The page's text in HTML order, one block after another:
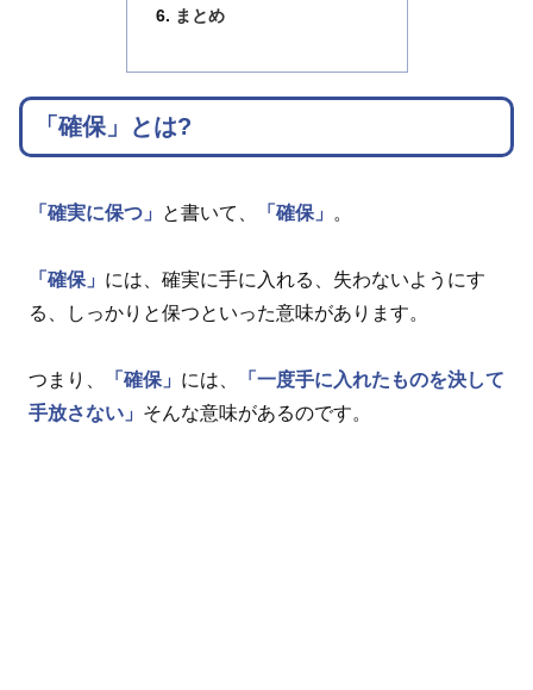
まとめ
「確保」とは?
「確実に保つ」 と書いて、 「確保」 。
「確保」 には、確実に手に入れる、失わないようにす
る、しっかりと保つといった意味があります。
つまり、 「確保」 には、
「一度手に入れたものを決して
手放さない」 そんな意味があるのです。